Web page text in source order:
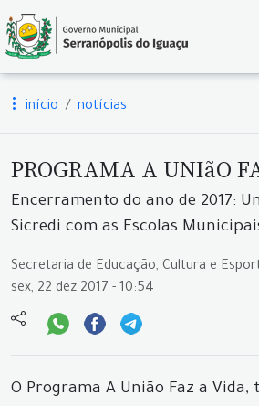
início notícias
PROGRAMA A UNIãO
Encerramento do ano de 2017:
Sicredi com as Escolas
Secretaria de Educação, Cultura e
sex, 22 dez 2017 - 10:54
O Programa A União Faz a Vida,